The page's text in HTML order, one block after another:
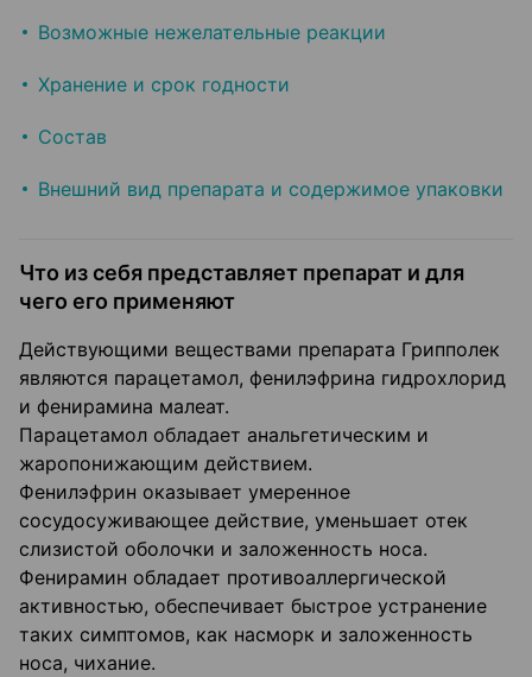
Возможные нежелательные реакции
Хранение и срок годности
Состав
Внешний вид препарата и содержимое упаковки
Что из себя представляет препарат и для
чего его применяют
Действующими веществами препарата Грипполек
являются парацетамол, фенилэфрина гидрохлорид
и фенирамина малеат.
Парацетамол обладает анальгетическим и
жаропонижающим действием.
Фенилэфрин оказывает умеренное
сосудосуживающее действие, уменьшает отек
слизистой оболочки и заложенность носа.
Фенирамин обладает противоаллергической
активностью, обеспечивает быстрое устранение
таких симптомов, как насморк и заложенность
носа, чихание.